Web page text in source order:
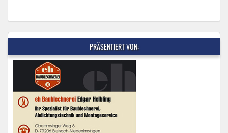
PRÄSENTIERT VON: